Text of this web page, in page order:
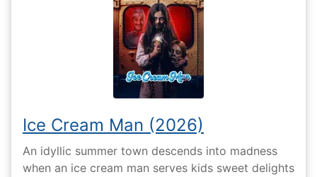
Ice Cream Man (2026)
An idyllic summer town descends into madness
when an ice cream man serves kids sweet delights